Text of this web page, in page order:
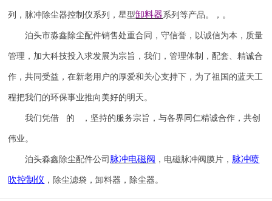
列，脉冲除尘器控制仪系列，星型卸料器系列等产品。，。
泊头市淼鑫除尘配件销售处重合同，守信誉，以诚信为本，质量
管理，加大科技投入求发展为宗旨，我们，管理体制，配套、精诚合
作，共同受益，在新老用户的厚爱和关心支持下，为了祖国的蓝天工
程把我们的环保事业推向美好的明天。
我们凭借 的 ，坚持的服务宗旨，与各界同仁精诚合作，共创
伟业。
泊头淼鑫除尘配件公司 脉冲电磁阀 ，电磁脉冲阀膜片， 脉冲喷
吹控制仪 ，除尘滤袋，卸料器，除尘器。